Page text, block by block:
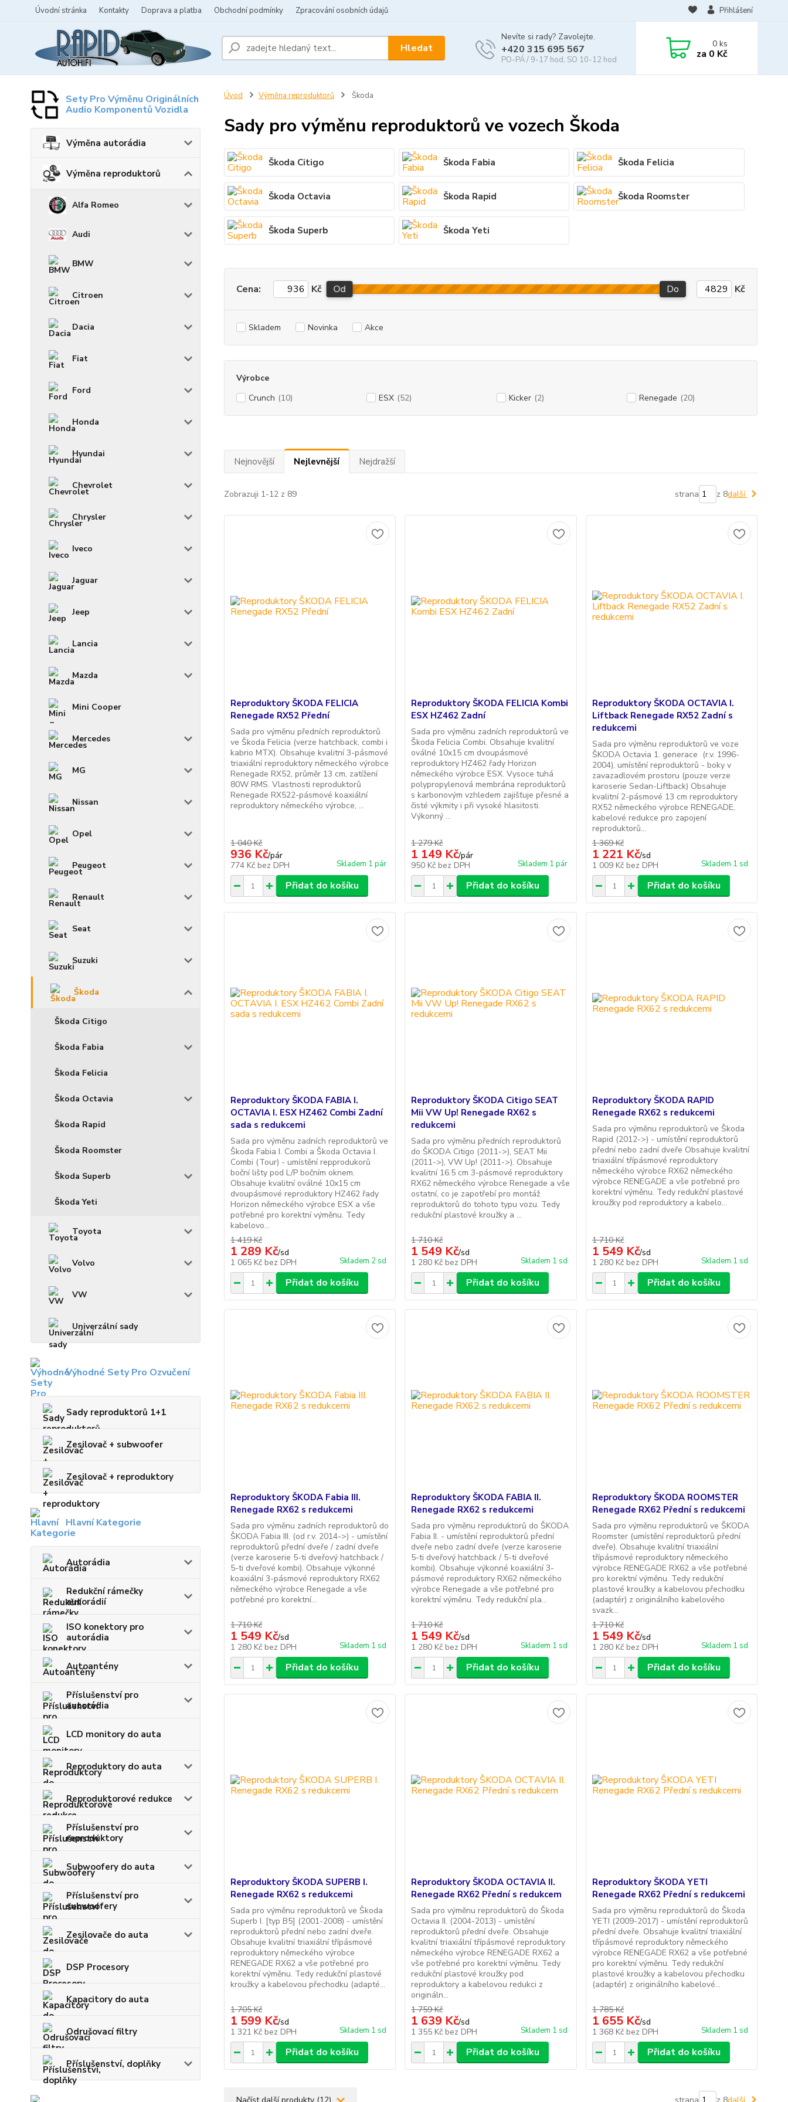
Úvodní stránka Kontakty Doprava a platba Obchodní podmínky Zpracování osobních údajů Přihlášení
Hledat
Nevíte si rady? Zavolejte.
+420 315 695 567
PO-PÁ / 9-17 hod, SO 10-12 hod
0ks
za 0 Kč
Sety Pro Výměnu Originálních
Audio Komponentů Vozidla
Výměna autorádia
Výměna reproduktorů
Alfa Romeo
Audi
BMW
Citroen
Dacia
Fiat
Ford
Honda
Hyundai
Chevrolet
Chrysler
Iveco
Jaguar
Jeep
Lancia
Mazda
Mini Cooper
Mercedes
MG
Nissan
Opel
Peugeot
Renault
Seat
Suzuki
Škoda
Škoda Citigo
Škoda Fabia
Škoda Felicia
Škoda Octavia
Škoda Rapid
Škoda Roomster
Škoda Superb
Škoda Yeti
Toyota
Volvo
VW
Univerzální sady
Výhodné Sety Pro Ozvučení
Sady reproduktorů 1+1
Zesilovač + subwoofer
Zesilovač + reproduktory
Hlavní Kategorie
Autorádia
Redukční rámečky
autorádií
ISO konektory pro
autorádia
Autoantény
Příslušenství pro
autorádia
LCD monitory do auta
Reproduktory do auta
Reproduktorové redukce
Příslušenství pro
reproduktory
Subwoofery do auta
Příslušenství pro
subwoofery
Zesilovače do auta
DSP Procesory
Kapacitory do auta
Odrušovací filtry
Příslušenství, doplňky
Úvod Výměna reproduktorů Škoda
Sady pro výměnu reproduktorů ve vozech Škoda
Škoda Citigo Škoda Fabia Škoda Felicia
Škoda Octavia Škoda Rapid Škoda Roomster
Škoda Superb Škoda Yeti
Cena: Kč Od Do Kč
Skladem Novinka Akce
Výrobce
Crunch (10) ESX (52) Kicker (2) Renegade (20)
Nejnovější Nejlevnější Nejdražší
Zobrazuji 1-12 z 89 strana z 8další
Reproduktory ŠKODA FELICIA
Renegade RX52 Přední
Sada pro výměnu předních reproduktorů
ve Škoda Felicia (verze hatchback, combi i
kabrio MTX). Obsahuje kvalitní 3-pásmové
triaxiální reproduktory německého výrobce
Renegade RX52, průměr 13 cm, zatížení
80W RMS. Vlastnosti reproduktorů
Renegade RX522-pásmové koaxiální
reproduktory německého výrobce, ...
1 040 Kč
936 Kč/pár
774 Kč bez DPH Skladem 1 pár
Přidat do košíku
Reproduktory ŠKODA FELICIA Kombi
ESX HZ462 Zadní
Sada pro výměnu zadních reproduktorů ve
Škoda Felicia Combi. Obsahuje kvalitní
oválné 10x15 cm dvoupásmové
reproduktory HZ462 řady Horizon
německého výrobce ESX. Vysoce tuhá
polypropylenová membrána reproduktorů
s karbonovým vzhledem zajišťuje přesné a
čisté výkmity i při vysoké hlasitosti.
Výkonný ...
1 279 Kč
1 149 Kč/pár
950 Kč bez DPH Skladem 1 pár
Přidat do košíku
Reproduktory ŠKODA OCTAVIA I.
Liftback Renegade RX52 Zadní s
redukcemi
Sada pro výměnu reproduktorů ve voze
ŠKODA Octavia 1. generace (r.v. 1996-
2004), umístění reproduktorů - boky v
zavazadlovém prostoru (pouze verze
karoserie Sedan-Liftback) Obsahuje
kvalitní 2-pásmové 13 cm reproduktory
RX52 německého výrobce RENEGADE,
kabelové redukce pro zapojení
reproduktorů...
1 369 Kč
1 221 Kč/sd
1 009 Kč bez DPH Skladem 1 sd
Přidat do košíku
Reproduktory ŠKODA FABIA I.
OCTAVIA I. ESX HZ462 Combi Zadní
sada s redukcemi
Sada pro výměnu zadních reproduktorů ve
Škoda Fabia I. Combi a Škoda Octavia I.
Combi (Tour) - umístění repprodukorů
boční lišty pod L/P bočním oknem.
Obsahuje kvalitní oválné 10x15 cm
dvoupásmové reproduktory HZ462 řady
Horizon německého výrobce ESX a vše
potřebné pro korektní výměnu. Tedy
kabelovo...
1 419 Kč
1 289 Kč/sd
1 065 Kč bez DPH Skladem 2 sd
Přidat do košíku
Reproduktory ŠKODA Citigo SEAT
Mii VW Up! Renegade RX62 s
redukcemi
Sada pro výměnu předních reproduktorů
do ŠKODA Citigo (2011->), SEAT Mii
(2011->), VW Up! (2011->). Obsahuje
kvalitní 16.5 cm 3-pásmové reproduktory
RX62 německého výrobce Renegade a vše
ostatní, co je zapotřebí pro montáž
reproduktorů do tohoto typu vozu. Tedy
redukční plastové kroužky a ...
1 710 Kč
1 549 Kč/sd
1 280 Kč bez DPH Skladem 1 sd
Přidat do košíku
Reproduktory ŠKODA RAPID
Renegade RX62 s redukcemi
Sada pro výměnu reproduktorů ve Škoda
Rapid (2012->) - umístění reproduktorů
přední nebo zadní dveře Obsahuje kvalitní
triaxiální třípásmové reproduktory
německého výrobce RX62 německého
výrobce RENEGADE a vše potřebné pro
korektní výměnu. Tedy redukční plastové
kroužky pod reproduktory a kabelo...
1 710 Kč
1 549 Kč/sd
1 280 Kč bez DPH Skladem 1 sd
Přidat do košíku
Reproduktory ŠKODA Fabia III.
Renegade RX62 s redukcemi
Sada pro výměnu zadních reproduktorů do
ŠKODA Fabia III. (od r.v. 2014->) - umístění
reproduktorů přední dveře / zadní dveře
(verze karoserie 5-ti dveřový hatchback /
5-ti dveřové kombi). Obsahuje výkonné
koaxiální 3-pásmové reproduktory RX62
německého výrobce Renegade a vše
potřebné pro korektní...
1 710 Kč
1 549 Kč/sd
1 280 Kč bez DPH Skladem 1 sd
Přidat do košíku
Reproduktory ŠKODA FABIA II.
Renegade RX62 s redukcemi
Sada pro výměnu reproduktorů do ŠKODA
Fabia II. - umístění reproduktorů přední
dveře nebo zadní dveře (verze karoserie
5-ti dveřový hatchback / 5-ti dveřové
kombi). Obsahuje výkonné koaxiální 3-
pásmové reproduktory RX62 německého
výrobce Renegade a vše potřebné pro
korektní výměnu. Tedy redukční pla...
1 710 Kč
1 549 Kč/sd
1 280 Kč bez DPH Skladem 1 sd
Přidat do košíku
Reproduktory ŠKODA ROOMSTER
Renegade RX62 Přední s redukcemi
Sada pro výměnu reproduktorů ve ŠKODA
Roomster (umístění reproduktorů přední
dveře). Obsahuje kvalitní triaxiální
třípásmové reproduktory německého
výrobce RENEGADE RX62 a vše potřebné
pro korektní výměnu. Tedy redukční
plastové kroužky a kabelovou přechodku
(adaptér) z originálního kabelového
svazk...
1 710 Kč
1 549 Kč/sd
1 280 Kč bez DPH Skladem 1 sd
Přidat do košíku
Reproduktory ŠKODA SUPERB I.
Renegade RX62 s redukcemi
Sada pro výměnu reproduktorů ve Škoda
Superb I. [typ B5] (2001-2008) - umístění
reproduktorů přední nebo zadní dveře.
Obsahuje kvalitní triaxiální třípásmové
reproduktory německého výrobce
RENEGADE RX62 a vše potřebné pro
korektní výměnu. Tedy redukční plastové
kroužky a kabelovou přechodku (adapté...
1 705 Kč
1 599 Kč/sd
1 321 Kč bez DPH Skladem 1 sd
Přidat do košíku
Reproduktory ŠKODA OCTAVIA II.
Renegade RX62 Přední s redukcem
Sada pro výměnu reproduktorů do Škoda
Octavia II. (2004-2013) - umístění
reproduktorů přední dveře. Obsahuje
kvalitní triaxiální třípásmové reproduktory
německého výrobce RENEGADE RX62 a
vše potřebné pro korektní výměnu. Tedy
redukční plastové kroužky pod
reproduktory a kabelovou redukci z
origináln...
1 759 Kč
1 639 Kč/sd
1 355 Kč bez DPH Skladem 1 sd
Přidat do košíku
Reproduktory ŠKODA YETI
Renegade RX62 Přední s redukcemi
Sada pro výměnu reproduktorů do Škoda
YETI (2009-2017) - umístění reproduktorů
přední dveře. Obsahuje kvalitní triaxiální
třípásmové reproduktory německého
výrobce RENEGADE RX62 a vše potřebné
pro korektní výměnu. Tedy redukční
plastové kroužky a kabelovou přechodku
(adaptér) z originálního kabelové...
1 785 Kč
1 655 Kč/sd
1 368 Kč bez DPH Skladem 1 sd
Přidat do košíku